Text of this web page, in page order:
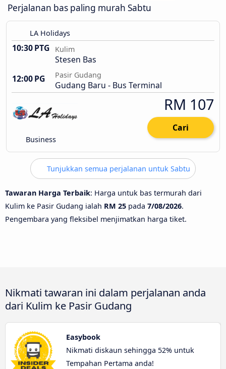
Perjalanan bas paling murah Sabtu
LA Holidays
10:30 PTG Kulim
Stesen Bas
12:00 PG
Pasir Gudang
Gudang Baru - Bus Terminal
Business
RM 107
Cari
Tunjukkan semua perjalanan untuk Sabtu
Tawaran Harga Terbaik: Harga untuk bas termurah dari
Kulim ke Pasir Gudang ialah RM 25 pada 7/08/2026.
Pengembara yang fleksibel menjimatkan harga tiket.
Nikmati tawaran ini dalam perjalanan anda
dari Kulim ke Pasir Gudang
Easybook
Nikmati diskaun sehingga 52% untuk
Tempahan Pertama anda!